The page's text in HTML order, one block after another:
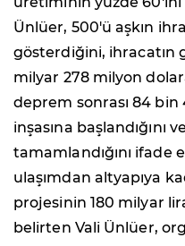
Ünlüer, 500'ü aşkın
gösterdiğini, ihracatın
milyar 278 milyon
deprem sonrası 84 bin
inşasına başlandığını
tamamlandığını ifade
ulaşımdan altyapıya
projesinin 180 milyar
belirten Vali Ünlüer,